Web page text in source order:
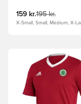
159 kr.195 kr.
X-Small, Small, Medium, X-
Åbner en Modal